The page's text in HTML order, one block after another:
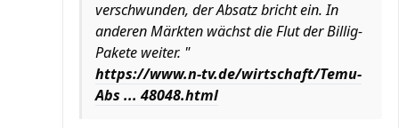
verschwunden, der Absatz bricht ein. In
anderen Märkten wächst die Flut der Billig-
Pakete weiter. "
https://www.n-tv.de/wirtschaft/Temu-
Abs ... 48048.html